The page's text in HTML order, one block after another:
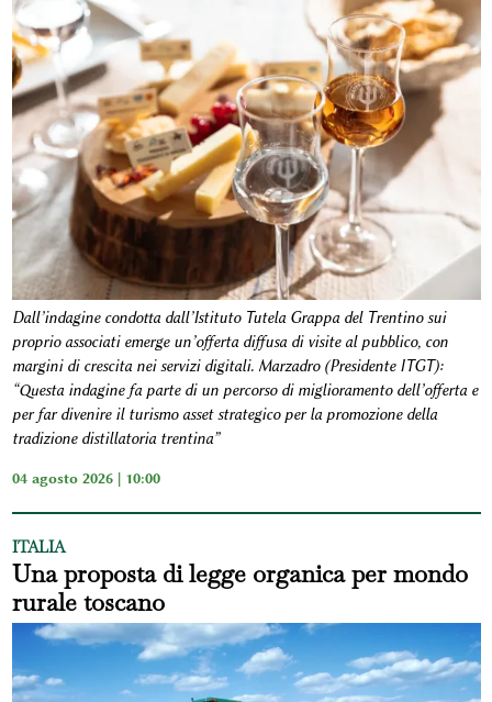
Dall’indagine condotta dall’Istituto Tutela Grappa del Trentino sui
proprio associati emerge un’offerta diffusa di visite al pubblico, con
margini di crescita nei servizi digitali. Marzadro (Presidente ITGT):
“Questa indagine fa parte di un percorso di miglioramento dell’offerta e
per far divenire il turismo asset strategico per la promozione della
tradizione distillatoria trentina”
04 agosto 2026 | 10:00
ITALIA
Una proposta di legge organica per mondo
rurale toscano